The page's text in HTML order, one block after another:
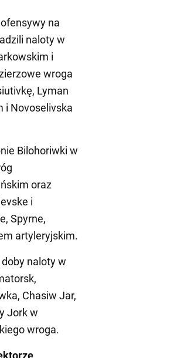
na
naloty w
i
wroga
Lyman
i Novoselivska
Bilohoriwki w
oraz
i
Spyrne,
artyleryjskim.
naloty w
Chasiw Jar,
Jork w
wroga.